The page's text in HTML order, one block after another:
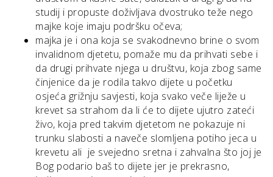
studij i propuste doživljava dvostruko teže nego
majke koje imaju podršku očeva;
majka je i ona koja se svakodnevno brine o svom
invalidnom djetetu, pomaže mu da prihvati sebe i
da drugi prihvate njega u društvu, koja zbog same
činjenice da je rodila takvo dijete u početku
osjeća grižnju savjesti, koja svako veče liježe u
krevet sa strahom da li će to dijete ujutro zateći
živo, koja pred takvim djetetom ne pokazuje ni
trunku slabosti a naveče slomljena potiho jeca u
krevetu ali je svejedno sretna i zahvalna što joj je
Bog podario baš to dijete jer je prekrasno,